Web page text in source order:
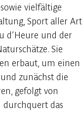
vielfältige
Sport aller Art
d’Heure und der
Sie
erbaut, um einen
zunächst die
gefolgt von
durchquert das